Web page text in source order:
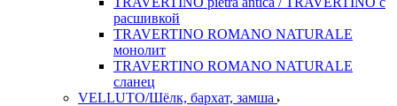
расшивкой
TRAVERTINO ROMANO NATURALE
монолит
TRAVERTINO ROMANO NATURALE
сланец
VELLUTO/Шёлк, бархат, замша